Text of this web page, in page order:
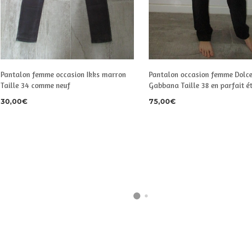
Pantalon femme occasion Ikks marron
Taille 34 comme neuf
30,00€
Pantalon occasion femme
Gabbana Taille 38 en parfait
75,00€